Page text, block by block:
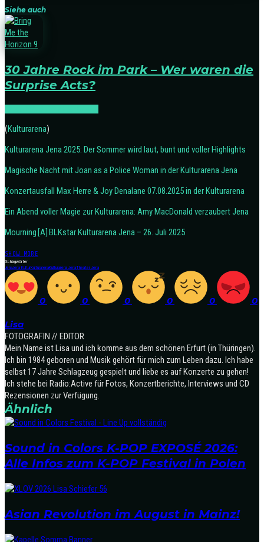
Siehe auch
30 Jahre Rock im Park – Wer waren die
Surprise Acts?
(Kulturarena)
Kulturarena Jena 2025: Der Sommer wird laut, bunt und voller Highlights
Magische Nacht mit Joan as a Police Woman in der Kulturarena Jena
Konzertausfall Max Herre & Joy Denalane 07.08.2025 in der Kulturarena
Ein Abend voller Magie zur Kulturarena: Amy MacDonald verzaubert Jena
Mourning [A] BLKstar Kulturarena Jena – 26. Juli 2025
SHOW MORE
Schlagwörter
JenaJena KulturKulturarenaKulturarena JenaTheater Jena
0 0 0 0 0 0
Lisa
FOTOGRAFIN // EDITOR
Mein Name ist Lisa und ich komme aus dem schönen Erfurt (in Thüringen).
Ich bin 1984 geboren und Musik gehört für mich zum Leben dazu. Ich habe
selbst 17 Jahre Schlagzeug gespielt und liebe es auf Konzerte zu gehen!
Ich stehe bei Radio:Active für Fotos, Konzertberichte, Interviews und CD
Rezensionen zur Verfügung.
Ähnlich
Sound in Colors K-POP EXPOSÉ 2026:
Alle Infos zum K-POP Festival in Polen
Asian Revolution im August in Mainz!